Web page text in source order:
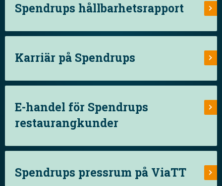
Spendrups hållbarhetsrapport
Karriär på Spendrups
E-handel för Spendrups
restaurangkunder
Spendrups pressrum på ViaTT